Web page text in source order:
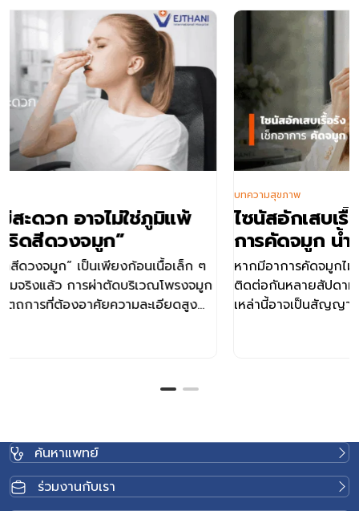
ก
ไซนัสอักเสบเรื้อรัง มาแบบไม่รู้ตัว! เช็กอา
การคัดจมูก น้ำมูกข้นที่ควรระวัง
หากมีอาการคัดจมูกไม่หาย น้ำมูกข้นสีเขียวหรือสีเหลือง ไอ
ติดต่อกันหลายสัปดาห์ ปวดหัว ลมหายใจมีกลิ่นเหม็น อาการ
เหล่านี้อาจเป็นสัญญาณเตือนของโรคไซนัสอักเสบ
ค้นหาแพทย์
ร่วมงานกับเรา